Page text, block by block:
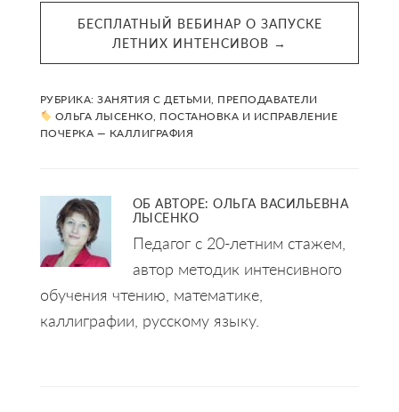
БЕСПЛАТНЫЙ ВЕБИНАР О ЗАПУСКЕ
ЛЕТНИХ ИНТЕНСИВОВ →
РУБРИКА:ЗАНЯТИЯ С ДЕТЬМИ, ПРЕПОДАВАТЕЛИ
ОЛЬГА ЛЫСЕНКО, ПОСТАНОВКА И ИСПРАВЛЕНИЕ
ПОЧЕРКА — КАЛЛИГРАФИЯ
ОБ АВТОРЕ:ОЛЬГА ВАСИЛЬЕВНА
ЛЫСЕНКО
Педагог с 20-летним стажем,
автор методик интенсивного
обучения чтению, математике,
каллиграфии, русскому языку.